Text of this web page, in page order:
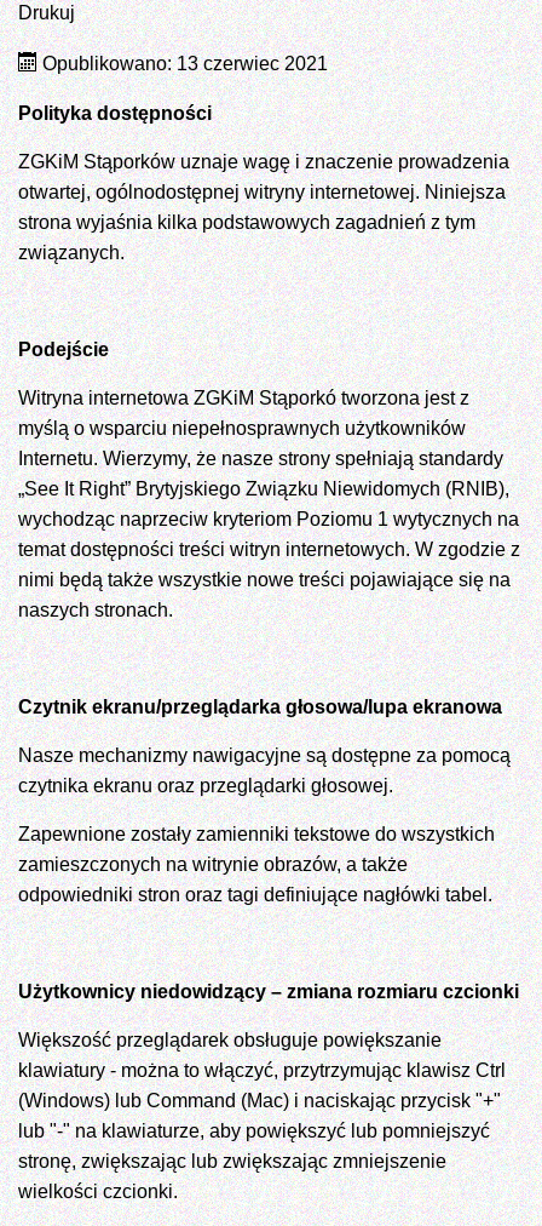
Drukuj
Opublikowano: 13 czerwiec 2021
Polityka dostępności
ZGKiM Stąporków uznaje wagę i znaczenie prowadzenia
otwartej, ogólnodostępnej witryny internetowej. Niniejsza
strona wyjaśnia kilka podstawowych zagadnień z tym
związanych.
Podejście
Witryna internetowa ZGKiM Stąporkó tworzona jest z
myślą o wsparciu niepełnosprawnych użytkowników
Internetu. Wierzymy, że nasze strony spełniają standardy
„See It Right” Brytyjskiego Związku Niewidomych (RNIB),
wychodząc naprzeciw kryteriom Poziomu 1 wytycznych na
temat dostępności treści witryn internetowych. W zgodzie z
nimi będą także wszystkie nowe treści pojawiające się na
naszych stronach.
Czytnik ekranu/przeglądarka głosowa/lupa ekranowa
Nasze mechanizmy nawigacyjne są dostępne za pomocą
czytnika ekranu oraz przeglądarki głosowej.
Zapewnione zostały zamienniki tekstowe do wszystkich
zamieszczonych na witrynie obrazów, a także
odpowiedniki stron oraz tagi definiujące nagłówki tabel.
Użytkownicy niedowidzący – zmiana rozmiaru czcionki
Większość przeglądarek obsługuje powiększanie
klawiatury - można to włączyć, przytrzymując klawisz Ctrl
(Windows) lub Command (Mac) i naciskając przycisk "+"
lub "-" na klawiaturze, aby powiększyć lub pomniejszyć
stronę, zwiększając lub zwiększając zmniejszenie
wielkości czcionki.